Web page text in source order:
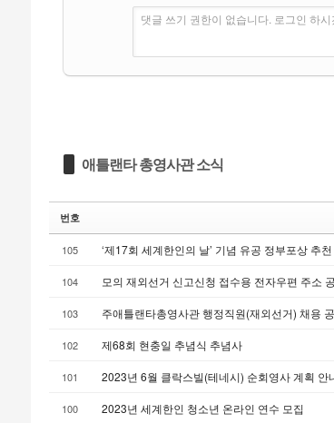
댓글 쓰기 권한이 없습니다. 로그인 하
애틀랜타 총영사관 소식
번호
105 ‘제17회 세계한인의 날’ 기념 유공 정부포상 추
104 모의 재외선거 신고신청 접수용 전자우편 주소
103 주애틀랜타총영사관 행정직원(재외선거) 채용
102 제68회 현충일 추념식 추념사
101 2023년 6월 클락스빌(테네시) 순회영사 계획 안
100 2023년 세계한인 청소년 온라인 연수 모집